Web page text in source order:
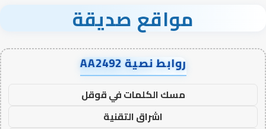
مواقع صديقة
روابط نصية AA2492
مسك الكلمات في قوقل
اشراق التقنية